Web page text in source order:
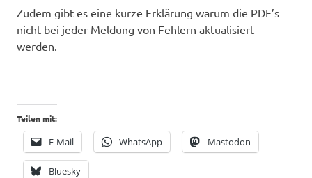
Zudem gibt es eine kurze Erklärung warum die PDF’s
nicht bei jeder Meldung von Fehlern aktualisiert
werden.
Teilen mit:
E-Mail WhatsApp Mastodon
Bluesky